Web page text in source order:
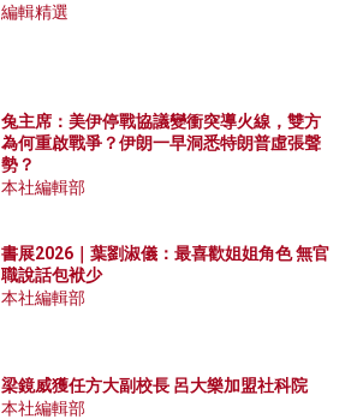
編輯精選
兔主席：美伊停戰協議變衝突導火線，雙方
為何重啟戰爭？伊朗一早洞悉特朗普虛張聲
勢？
本社編輯部
書展2026｜葉劉淑儀：最喜歡姐姐角色 無官
職說話包袱少
本社編輯部
梁鏡威獲任方大副校長 呂大樂加盟社科院
本社編輯部